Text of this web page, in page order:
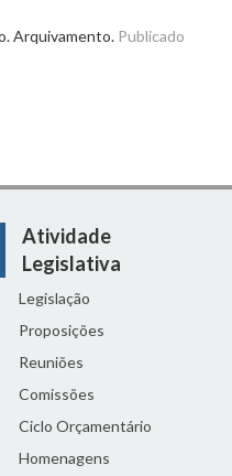
Arquivamento. Publicado
Atividade
Legislativa
Legislação
Proposições
Reuniões
Comissões
Ciclo Orçamentário
Homenagens